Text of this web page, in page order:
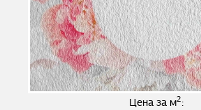
Цена за м2: